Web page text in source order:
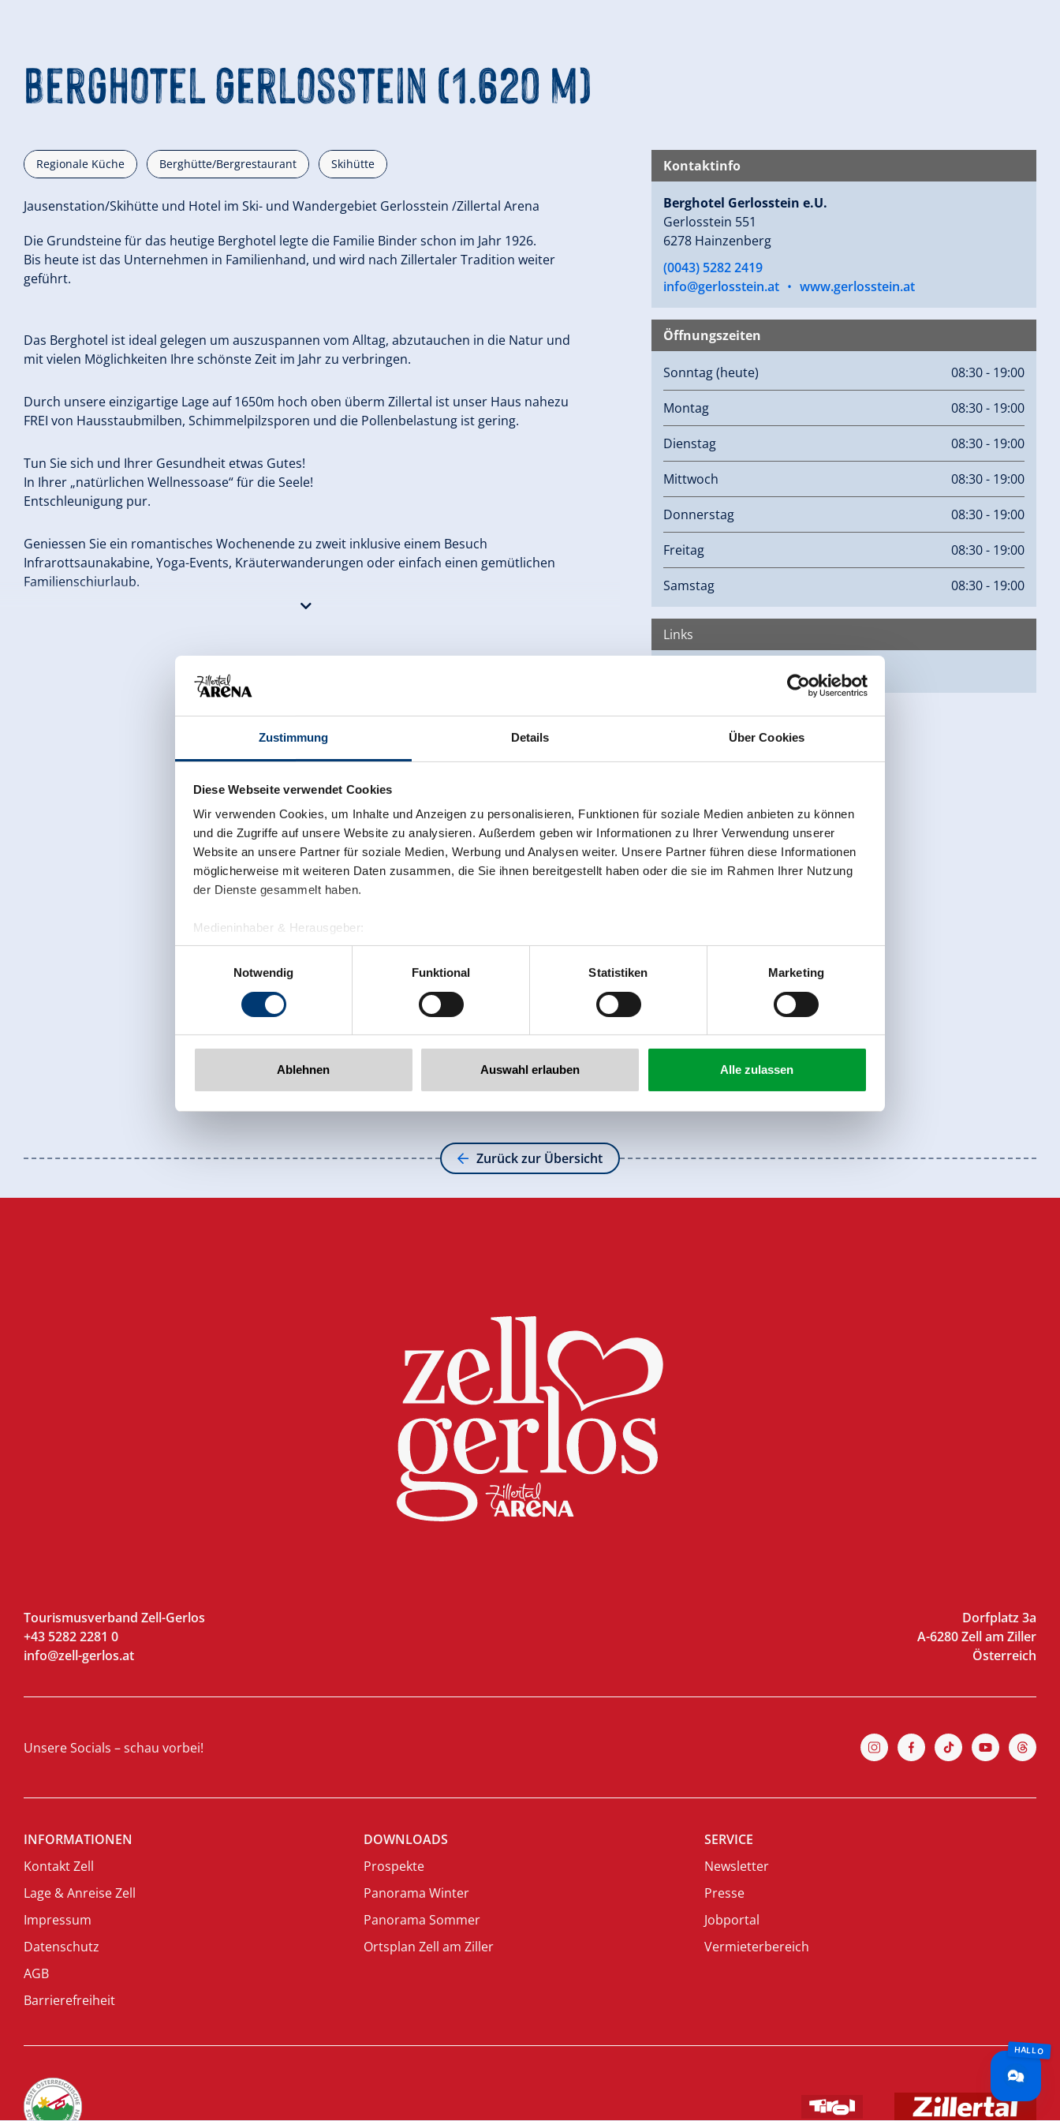
Zustimmung Details Über Cookies
Diese Webseite verwendet Cookies
Wir verwenden Cookies, um Inhalte und Anzeigen zu personalisieren, Funktionen für soziale Medien anbieten zu können
und die Zugriffe auf unsere Website zu analysieren. Außerdem geben wir Informationen zu Ihrer Verwendung unserer
Website an unsere Partner für soziale Medien, Werbung und Analysen weiter. Unsere Partner führen diese Informationen
möglicherweise mit weiteren Daten zusammen, die Sie ihnen bereitgestellt haben oder die sie im Rahmen Ihrer Nutzung
der Dienste gesammelt haben.
Medieninhaber & Herausgeber:
Zeller Bergbahnen Zillertal GmbH & Co KG
Rohr 23// A-6280 Zell am Ziller
www.zillertalarena.com
Notwendig
Funktional Statistiken Marketing
Ablehnen Auswahl erlauben Alle zulassen
Berghotel Gerlosstein (1.620 m)
Regionale Küche Berghütte/Bergrestaurant Skihütte
Jausenstation/Skihütte und Hotel im Ski- und Wandergebiet Gerlosstein /Zillertal Arena
Die Grundsteine für das heutige Berghotel legte die Familie Binder schon im Jahr 1926.
Bis heute ist das Unternehmen in Familienhand, und wird nach Zillertaler Tradition weiter
geführt.
Das Berghotel ist ideal gelegen um auszuspannen vom Alltag, abzutauchen in die Natur und
mit vielen Möglichkeiten Ihre schönste Zeit im Jahr zu verbringen.
Durch unsere einzigartige Lage auf 1650m hoch oben überm Zillertal ist unser Haus nahezu
FREI von Hausstaubmilben, Schimmelpilzsporen und die Pollenbelastung ist gering.
Tun Sie sich und Ihrer Gesundheit etwas Gutes!
In Ihrer „natürlichen Wellnessoase“ für die Seele!
Entschleunigung pur.
Geniessen Sie ein romantisches Wochenende zu zweit inklusive einem Besuch
Infrarottsaunakabine, Yoga-Events, Kräuterwanderungen oder einfach einen gemütlichen
Familienschiurlaub.
Unser Restaurant bietet Ihnen herzhafte Tiroler Schmankerln, nationale und internationale
Selbstgebrannte Schnäpse und Liköre wie der Zirbenschnaps oder Zirbenlikör gehören auch
Für Feierlichkeiten und Veranstaltungen, wie Hochzeiten, Geburtstagsfeiern, Seminare sind
unsere großzügigen Räumlichkeiten mit Traumausblick über das Zillertal hervorragend
Kontaktinfo
Berghotel Gerlosstein e.U.
Gerlosstein 551
6278 Hainzenberg
(0043) 5282 2419
info@gerlosstein.at • www.gerlosstein.at
Öffnungszeiten
Sonntag(heute) 08:30 - 19:00
Montag 08:30 - 19:00
Dienstag 08:30 - 19:00
Mittwoch 08:30 - 19:00
Donnerstag 08:30 - 19:00
Freitag 08:30 - 19:00
Samstag 08:30 - 19:00
Links
Zurück zur Übersicht
Tourismusverband Zell-Gerlos
+43 5282 2281 0
info@zell-gerlos.at
Dorfplatz 3a
A-6280 Zell am Ziller
Österreich
Unsere Socials – schau vorbei!
INFORMATIONEN
Kontakt Zell
Lage & Anreise Zell
Impressum
Datenschutz
AGB
Barrierefreiheit
DOWNLOADS
Prospekte
Panorama Winter
Panorama Sommer
Ortsplan Zell am Ziller
SERVICE
Newsletter
Presse
Jobportal
Vermieterbereich